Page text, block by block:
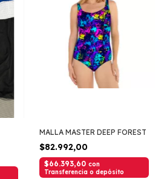
MALLA MASTER DEEP FOREST
$82.992,00
$66.393,60 con
Transferencia o depósito